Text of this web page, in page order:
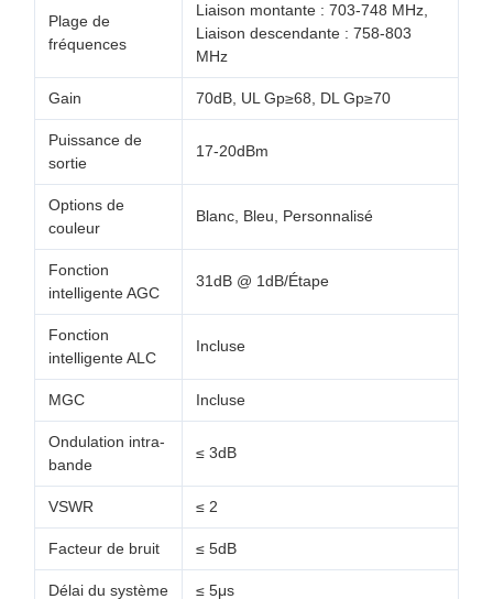
Plage de
fréquences
Liaison montante : 703-748 MHz,
Liaison descendante : 758-803
MHz
Gain 70dB, UL Gp≥68, DL Gp≥70
Puissance de
sortie
17-20dBm
Options de
couleur
Blanc, Bleu, Personnalisé
Fonction
intelligente AGC
31dB @ 1dB/Étape
Fonction
intelligente ALC
Incluse
MGC Incluse
Ondulation intra-
bande
≤ 3dB
VSWR ≤ 2
Facteur de bruit ≤ 5dB
Délai du système ≤ 5μs